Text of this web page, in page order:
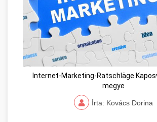
Internet-Marketing-Ratschläge
megye
Írta: Kovács Dorina